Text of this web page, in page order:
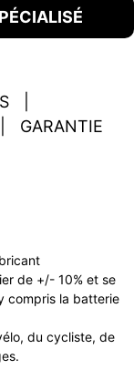
GARANTIE
de +/- 10% et se
compris la batterie
du cycliste, de